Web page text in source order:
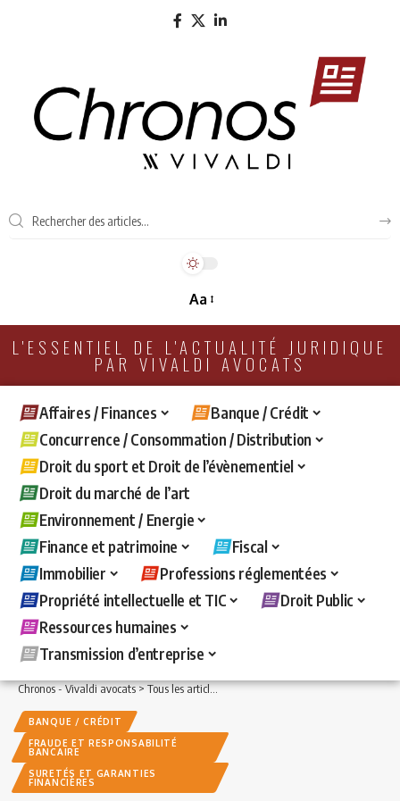
Aa
L'ESSENTIEL DE L'ACTUALITÉ JURIDIQUE
PAR VIVALDI AVOCATS
Affaires / Finances
Banque / Crédit
Concurrence / Consommation / Distribution
Droit du sport et Droit de l’évènementiel
Droit du marché de l’art
Environnement / Energie
Finance et patrimoine
Fiscal
Immobilier
Professions réglementées
Propriété intellectuelle et TIC
Droit Public
Ressources humaines
Transmission d’entreprise
Chronos - Vivaldi avocats>Tous les articles >Banque / Crédit>Fraude et
BANQUE / CRÉDIT
FRAUDE ET RESPONSABILITÉ
BANCAIRE
SURETÉS ET GARANTIES
FINANCIÈRES